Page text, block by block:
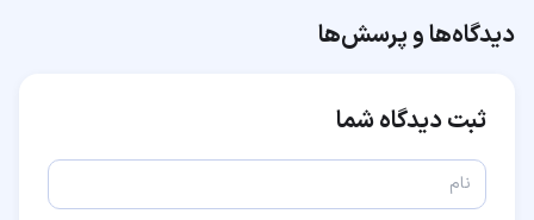
دیدگاه‌ها و پرسش‌ها
ثبت دیدگاه شما